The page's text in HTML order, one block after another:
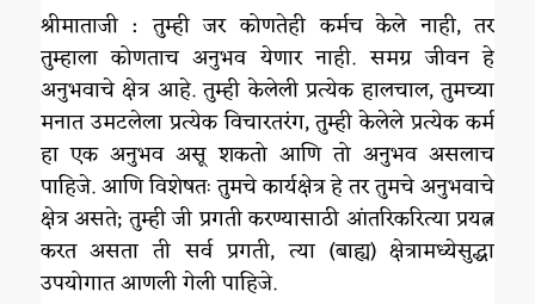
श्रीमाताजी : तुम्ही जर कोणतेही कर्मच केले नाही, तर
तुम्हाला कोणताच अनुभव येणार नाही. समग्र जीवन हे
अनुभवाचे क्षेत्र आहे. तुम्ही केलेली प्रत्येक हालचाल, तुमच्या
मनात उमटलेला प्रत्येक विचारतरंग, तुम्ही केलेले प्रत्येक कर्म
हा एक अनुभव असू शकतो आणि तो अनुभव असलाच
पाहिजे. आणि विशेषतः तुमचे कार्यक्षेत्र हे तर तुमचे अनुभवाचे
क्षेत्र असते; तुम्ही जी प्रगती करण्यासाठी आंतरिकरित्या प्रयत्न
करत असता ती सर्व प्रगती, त्या (बाह्य) क्षेत्रामध्येसुद्धा
उपयोगात आणली गेली पाहिजे.